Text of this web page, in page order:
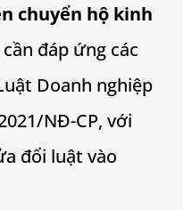
chuyển hộ kinh
đáp ứng các
Doanh nghiệp
NĐ-CP, với
đổi luật vào